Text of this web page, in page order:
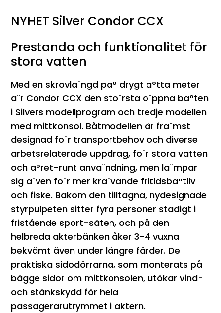
NYHET Silver Condor CCX
Prestanda och funktionalitet för
stora vatten
Med en skrovla¨ngd pa° drygt a°tta meter
a¨r Condor CCX den sto¨rsta o¨ppna ba°ten
i Silvers modellprogram och tredje modellen
med mittkonsol. Båtmodellen är fra¨mst
designad fo¨r transportbehov och diverse
arbetsrelaterade uppdrag, fo¨r stora vatten
och a°ret-runt anva¨ndning, men la¨mpar
sig a¨ven fo¨r mer kra¨vande fritidsba°tliv
och fiske. Bakom den tilltagna, nydesignade
styrpulpeten sitter fyra personer stadigt i
fristående sport-säten, och på den
helbreda akterbänken åker 3-4 vuxna
bekvämt även under längre färder. De
praktiska sidodörrarna, som monterats på
bägge sidor om mittkonsolen, utökar vind-
och stänkskydd för hela
passagerarutrymmet i aktern.